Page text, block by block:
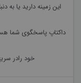
این زمینه دارید یا به
داکتاپ پاسخگوی شما
خود رادر